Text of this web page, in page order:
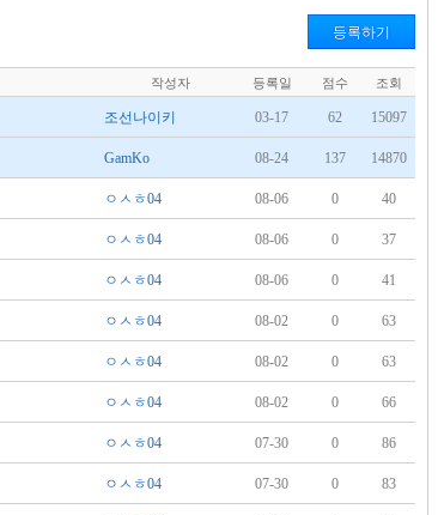
등록하기
작성자 등록일 점수 조회
조선나이키 03-17 62 15097
GamKo 08-24 137 14870
ㅇㅅㅎ04 08-06 0 40
ㅇㅅㅎ04 08-06 0 37
ㅇㅅㅎ04 08-06 0 41
ㅇㅅㅎ04 08-02 0 63
ㅇㅅㅎ04 08-02 0 63
ㅇㅅㅎ04 08-02 0 66
ㅇㅅㅎ04 07-30 0 86
ㅇㅅㅎ04 07-30 0 83